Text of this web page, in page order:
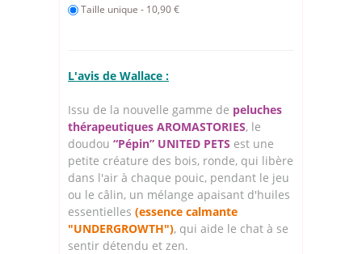
Taille unique - 10,90 €
L'avis de Wallace :
Issu de la nouvelle gamme de peluches
thérapeutiques AROMASTORIES, le
doudou “Pépin” UNITED PETS est une
petite créature des bois, ronde, qui libère
dans l'air à chaque pouic, pendant le jeu
ou le câlin, un mélange apaisant d'huiles
essentielles (essence calmante
"UNDERGROWTH"), qui aide le chat à se
sentir détendu et zen.